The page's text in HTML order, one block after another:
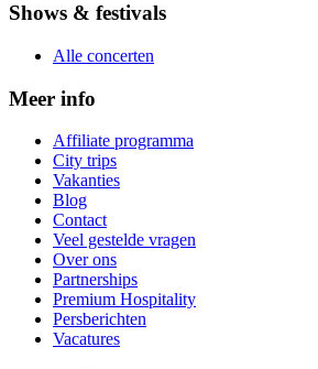
Shows & festivals
Alle concerten
Meer info
Affiliate programma
City trips
Vakanties
Blog
Contact
Veel gestelde vragen
Over ons
Partnerships
Premium Hospitality
Persberichten
Vacatures